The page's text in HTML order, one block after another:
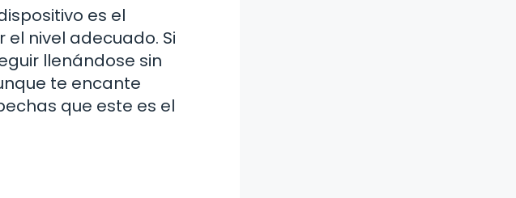
es el
nivel adecuado. Si
llenándose sin
te encante
que este es el